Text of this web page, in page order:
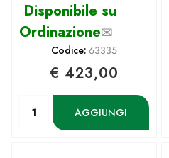
Disponibile su
Ordinazione✉
Codice: 63335
€ 423,00
AGGIUNGI